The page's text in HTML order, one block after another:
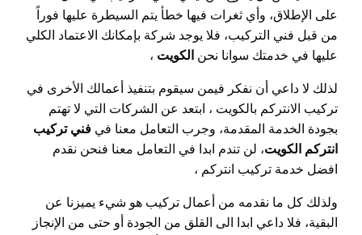
على الإطلاق، وأي ثغرات فيها خطأ يتم السيطرة عليها فوراً
من قبل فني التركيب، فلا يوجد شركة بإمكانك الاعتماد الكلي
عليها في خدمتك سوانا نحن
الكويت ،
لذلك لا داعي أن نفكر فيمن سيقوم بتنفيذ أعمالك الأخرى في
تركيب الانتركم بالكويت ، ابتعد عن الشركات التي لا تهتم
بجودة الخدمة المقدمة، وجرب التعامل معنا في فني تركيب
انتركم الكويت، لن تندم ابدا في التعامل معنا فنحن نقدم
افضل خدمة تركيب انتركم ،
ولذلك كل ما نقدمه من أعمال تركيب هو شيء يميزنا عن
البقية، فلا داعي ابدا الى القلق من الجودة أو حتى من الإنجاز